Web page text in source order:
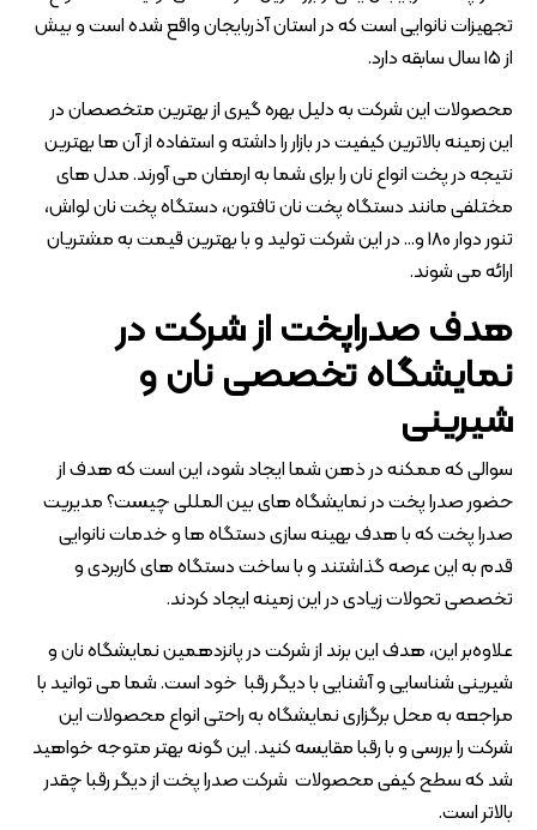
تجهیزات نانوایی است که در استان آذربایجان واقع شده است و بیش
از 15 سال سابقه دارد.
محصولات این شرکت به دلیل بهره گیری از بهترین متخصصان در
این زمینه بالاترین کیفیت در بازار را داشته و استفاده از آن ها بهترین
نتیجه در پخت انواع نان را برای شما به ارمغان می آورند. مدل های
مختلفی مانند دستگاه پخت نان تافتون، دستگاه پخت نان لواش،
تنور دوار 180 و… در این شرکت تولید و با بهترین قیمت به مشتریان
ارائه می شوند.
هدف صدراپخت از شرکت در
نمایشگاه تخصصی نان و
شیرینی
سوالی که ممکنه در ذهن شما ایجاد شود، این است که هدف از
حضور صدرا پخت در نمایشگاه های بین المللی چیست؟ مدیریت
صدرا پخت که با هدف بهینه سازی دستگاه ها و خدمات نانوایی
قدم به این عرصه گذاشتند و با ساخت دستگاه های کاربردی و
تخصصی تحولات زیادی در این زمینه ایجاد کردند.
علاوه‌بر این، هدف این برند از شرکت در پانزدهمین نمایشگاه نان و
شیرینی شناسایی و آشنایی با دیگر رقبا خود است. شما می توانید با
مراجعه به محل برگزاری نمایشگاه به راحتی انواع محصولات این
شرکت را بررسی و با رقبا مقایسه کنید. این گونه بهتر متوجه خواهید
شد که سطح کیفی محصولات شرکت صدرا پخت از دیگر رقبا چقدر
بالاتر است.